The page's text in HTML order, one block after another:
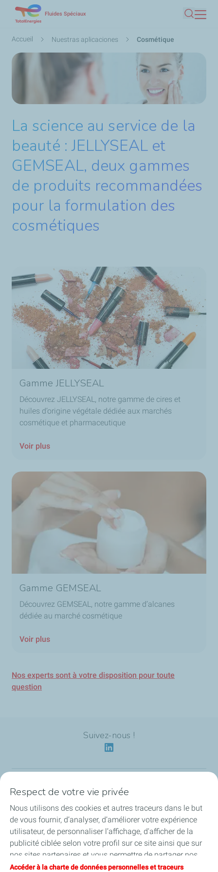
contenu
Fluides Spéciaux
Fil
d'Ariane
Accueil Nuestras aplicaciones Cosmétique
La science au service de la
beauté : JELLYSEAL et
GEMSEAL, deux gammes
de produits recommandées
pour la formulation des
cosmétiques
Gamme JELLYSEAL
Découvrez JELLYSEAL, notre gamme de cires et
huiles d’origine végétale dédiée aux marchés
cosmétique et pharmaceutique
Voir plus
Gamme GEMSEAL
Découvrez GEMSEAL, notre gamme d’alcanes
dédiée au marché cosmétique
Voir plus
Nos experts sont à votre disposition pour toute
question
Suivez-nous !
Notre identité
Nos applications
Nos offres écoresponsables
Nos engagements HSEQ
Respect de votre vie privée
Nous utilisons des cookies et autres traceurs dans le but
de vous fournir, d’analyser, d’améliorer votre expérience
utilisateur, de personnaliser l’affichage, d'afficher de la
publicité ciblée selon votre profil sur ce site ainsi que sur
nos sites partenaires et vous permettre de partager nos
contenus sur les réseaux sociaux. Vous pouvez à tout
Accéder à la charte de données personnelles et traceurs